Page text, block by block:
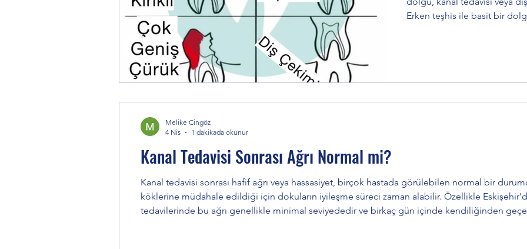
Erken teşhis ile basit bir
etkileşime girerek asit
görmesiyle oluşur. Zamanla
Kanal Tedavisi Sonrası Ağrı Normal mi?
Kanal tedavisi sonrası hafif ağrı veya hassasiyet, birçok hastada görülebilen normal bir
köklerine müdahale edildiği için dokuların iyileşme süreci zaman alabilir. Özellikle Eskişehir’de yapılan modern
tedavilerinde bu ağrı genellikle minimal seviyededir ve birkaç gün içinde kendiliğinden
Melike Cingöz
4 Nis
1 dakikada okunur